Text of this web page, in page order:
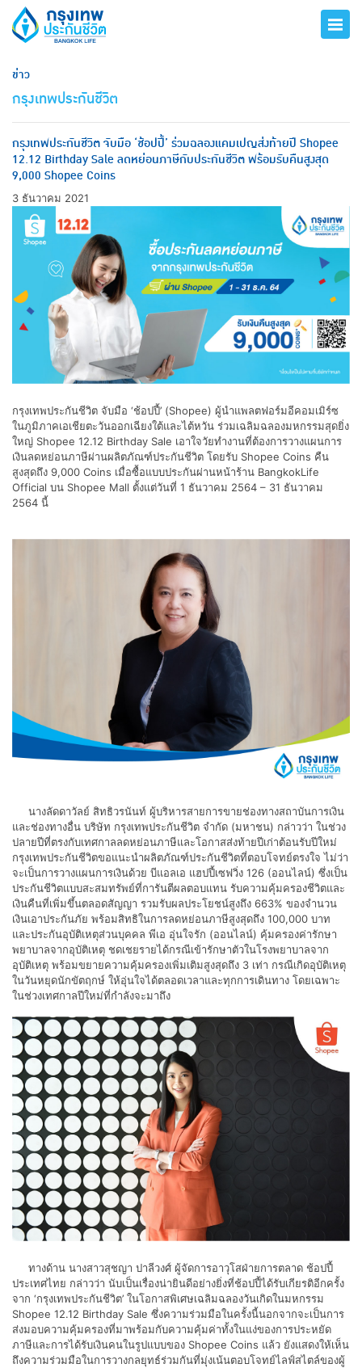
ข่าว
กรุงเทพประกันชีวิต
กรุงเทพประกันชีวิต จับมือ ‘ช้อปปี้’ ร่วมฉลองแคมเปญส่งท้ายปี Shopee
12.12 Birthday Sale ลดหย่อนภาษีกับประกันชีวิต พร้อมรับคืนสูงสุด
9,000 Shopee Coins
3 ธันวาคม 2021
กรุงเทพประกันชีวิต จับมือ ‘ช้อปปี้’ (Shopee) ผู้นำแพลตฟอร์มอีคอมเมิร์ซ
ในภูมิภาคเอเชียตะวันออกเฉียงใต้และไต้หวัน ร่วมเฉลิมฉลองมหกรรมสุดยิ่ง
ใหญ่ Shopee 12.12 Birthday Sale เอาใจวัยทำงานที่ต้องการวางแผนการ
เงินลดหย่อนภาษีผ่านผลิตภัณฑ์ประกันชีวิต โดยรับ Shopee Coins คืน
สูงสุดถึง 9,000 Coins เมื่อซื้อแบบประกันผ่านหน้าร้าน BangkokLife
Official บน Shopee Mall ตั้งแต่วันที่ 1 ธันวาคม 2564 – 31 ธันวาคม
2564 นี้
นางลัดดาวัลย์ สิทธิวรนันท์ ผู้บริหารสายการขายช่องทางสถาบันการเงิน
และช่องทางอื่น บริษัท กรุงเทพประกันชีวิต จำกัด (มหาชน) กล่าวว่า ในช่วง
ปลายปีที่ตรงกับเทศกาลลดหย่อนภาษีและโอกาสส่งท้ายปีเก่าต้อนรับปีใหม่
กรุงเทพประกันชีวิตขอแนะนำผลิตภัณฑ์ประกันชีวิตที่ตอบโจทย์ตรงใจ ไม่ว่า
จะเป็นการวางแผนการเงินด้วย บีแอลเอ แฮปปี้เซฟวิ่ง 126 (ออนไลน์) ซึ่งเป็น
ประกันชีวิตแบบสะสมทรัพย์ที่การันตีผลตอบแทน รับความคุ้มครองชีวิตและ
เงินคืนที่เพิ่มขึ้นตลอดสัญญา รวมรับผลประโยชน์สูงถึง 663% ของจำนวน
เงินเอาประกันภัย พร้อมสิทธิในการลดหย่อนภาษีสูงสุดถึง 100,000 บาท
และประกันอุบัติเหตุส่วนบุคคล พีเอ อุ่นใจรัก (ออนไลน์) คุ้มครองค่ารักษา
พยาบาลจากอุบัติเหตุ ชดเชยรายได้กรณีเข้ารักษาตัวในโรงพยาบาลจาก
อุบัติเหตุ พร้อมขยายความคุ้มครองเพิ่มเติมสูงสุดถึง 3 เท่า กรณีเกิดอุบัติเหตุ
ในวันหยุดนักขัตฤกษ์ ให้อุ่นใจได้ตลอดเวลาและทุกการเดินทาง โดยเฉพาะ
ในช่วงเทศกาลปีใหม่ที่กำลังจะมาถึง
ทางด้าน นางสาวสุชญา ปาลีวงศ์ ผู้จัดการอาวุโสฝ่ายการตลาด ช้อปปี้
ประเทศไทย กล่าวว่า นับเป็นเรื่องน่ายินดีอย่างยิ่งที่ช้อปปี้ได้รับเกียรติอีกครั้ง
จาก ‘กรุงเทพประกันชีวิต’ ในโอกาสพิเศษเฉลิมฉลองวันเกิดในมหกรรม
Shopee 12.12 Birthday Sale ซึ่งความร่วมมือในครั้งนี้นอกจากจะเป็นการ
ส่งมอบความคุ้มครองที่มาพร้อมกับความคุ้มค่าทั้งในแง่ของการประหยัด
ภาษีและการได้รับเงินคนในรูปแบบของ Shopee Coins แล้ว ยังแสดงให้เห็น
ถึงความร่วมมือในการวางกลยุทธ์ร่วมกันที่มุ่งเน้นตอบโจทย์ไลฟ์สไตล์ของผู้